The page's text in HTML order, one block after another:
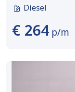
Diesel
€ 264 p/m